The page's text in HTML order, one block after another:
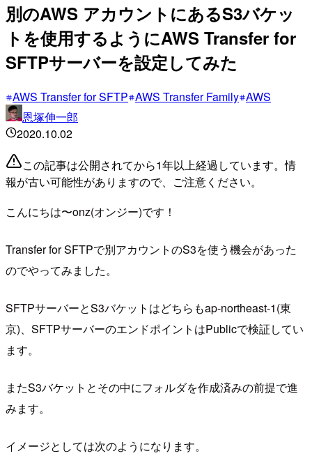
別のAWS アカウントにあるS3バケッ
トを使用するようにAWS Transfer for
SFTPサーバーを設定してみた
AWS Transfer for SFTP AWS Transfer Family AWS
恩塚伸一郎
2020.10.02
この記事は公開されてから1年以上経過しています。情
報が古い可能性がありますので、ご注意ください。
こんにちは〜onz(オンジー)です！
Transfer for SFTPで別アカウントのS3を使う機会があった
のでやってみました。
SFTPサーバーとS3バケットはどちらもap-northeast-1(東
京)、SFTPサーバーのエンドポイントはPublicで検証してい
ます。
またS3バケットとその中にフォルダを作成済みの前提で進
みます。
イメージとしては次のようになります。